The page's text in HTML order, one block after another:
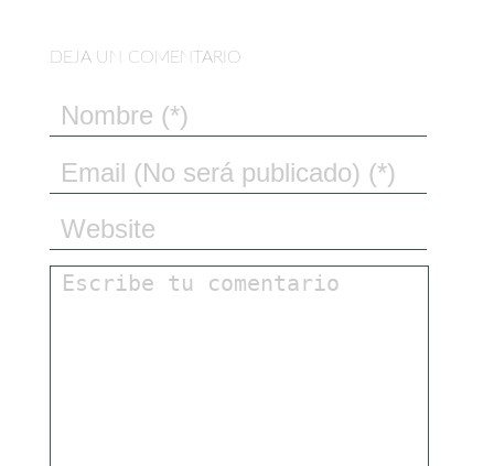
DEJA UN COMENTARIO